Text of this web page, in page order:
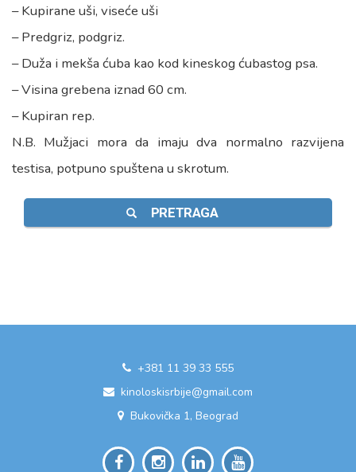
– Kupirane uši, viseće uši
– Predgriz, podgriz.
– Duža i mekša ćuba kao kod kineskog ćubastog psa.
– Visina grebena iznad 60 cm.
– Kupiran rep.
N.B. Mužjaci mora da imaju dva normalno razvijena
testisa, potpuno spuštena u skrotum.
PRETRAGA
+381 11 39 33 555
kinoloskisrbije@gmail.com
Bukovička 1, Beograd